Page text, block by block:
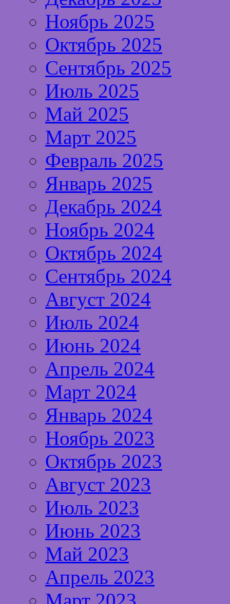
Ноябрь 2025
Октябрь 2025
Сентябрь 2025
Июль 2025
Май 2025
Март 2025
Февраль 2025
Январь 2025
Декабрь 2024
Ноябрь 2024
Октябрь 2024
Сентябрь 2024
Август 2024
Июль 2024
Июнь 2024
Апрель 2024
Март 2024
Январь 2024
Ноябрь 2023
Октябрь 2023
Август 2023
Июль 2023
Июнь 2023
Май 2023
Апрель 2023